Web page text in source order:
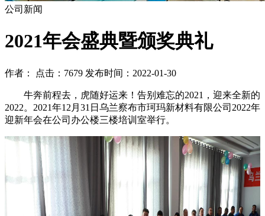
公司新闻
2021年会盛典暨颁奖典礼
作者： 点击：7679 发布时间：2022-01-30
牛奔前程去，虎随好运来！告别难忘的2021，迎来全新的
2022。2021年12月31日乌兰察布市珂玛新材料有限公司2022年
迎新年会在公司办公楼三楼培训室举行。